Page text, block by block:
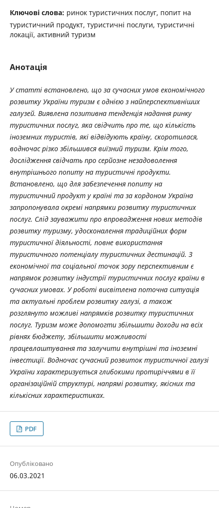
Ключові слова: ринок туристичних послуг, попит на
туристичний продукт, туристичні послуги, туристичні
локації, активний туризм
Анотація
У статті встановлено, що за сучасних умов економічного
розвитку України туризм є однією з найперспективніших
галузей. Виявлена позитивна тенденція надання ринку
туристичних послуг, яка свідчить про те, що кількість
іноземних туристів, які відвідують країну, скоротилася,
водночас різко збільшився виїзний туризм. Крім того,
дослідження свідчать про серйозне незадоволення
внутрішнього попиту на туристичні продукти.
Встановлено, що для забезпечення попиту на
туристичний продукт у країні та за кордоном Україна
запропонувала окремі напрямки розвитку туристичних
послуг. Слід зауважити про впровадження нових методів
розвитку туризму, удосконалення традиційних форм
туристичної діяльності, повне використання
туристичного потенціалу туристичних дестинацій. З
економічної та соціальної точок зору перспективним є
напрямок розвитку індустрії туристичних послуг країни в
сучасних умовах. У роботі висвітлена поточна ситуація
та актуальні проблем розвитку галузі, а також
розглянуто можливі напрямків розвитку туристичних
послуг. Туризм може допомогти збільшити доходи на всіх
рівнях бюджету, збільшити можливості
працевлаштування та залучити внутрішні та іноземні
інвестиції. Водночас сучасний розвиток туристичної галузі
України характеризується глибокими протиріччями в її
організаційній структурі, напрямі розвитку, якісних та
кількісних характеристиках.
PDF
Опубліковано
06.03.2021